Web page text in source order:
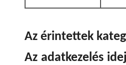
Az érintettek
Az adatkezelés